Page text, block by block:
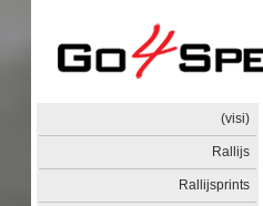
(visi)
Rallijs
Rallijsprints